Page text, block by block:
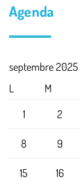
Agenda
septembre 2025
L
M
1
2
8 9
15 16